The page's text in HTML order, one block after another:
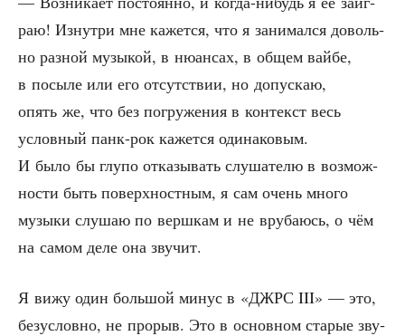
раю! Изнут­ри мне кажет­ся, что я зани­мал­ся доволь­
но раз­ной музы­кой, в нюан­сах, в общем вай­бе,
в посы­ле или его отсут­ствии, но допус­каю,
опять же, что без погру­же­ния в кон­текст весь
услов­ный панк-рок кажет­ся оди­на­ко­вым.
И было бы глу­по отка­зы­вать слу­ша­те­лю в воз­мож­
но­сти быть поверх­ност­ным, я сам очень мно­го
музы­ки слу­шаю по верш­кам и не вру­ба­юсь, о чём
на самом деле она звучит.
Я вижу один боль­шой минус в «ДЖРС III» — это,
без­услов­но, не про­рыв. Это в основ­ном ста­рые зву­